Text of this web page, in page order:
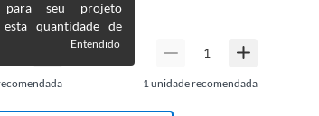
para seu projeto
esta quantidade de
Entendido
1 unidade recomendada